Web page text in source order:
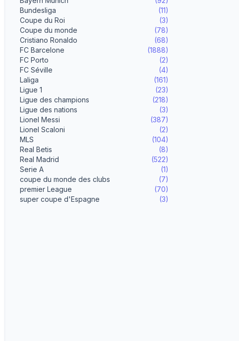
Bundesliga
(11)
Coupe du Roi
(3)
Coupe du monde
(78)
Cristiano Ronaldo
(68)
FC Barcelone
(1888)
FC Porto
(2)
FC Séville
(4)
Laliga
(161)
Ligue 1
(23)
Ligue des champions
(218)
Ligue des nations
(3)
Lionel Messi
(387)
Lionel Scaloni
(2)
MLS
(104)
Real Betis
(8)
Real Madrid
(522)
Serie A
(1)
coupe du monde des clubs
(7)
premier League
(70)
super coupe d'Espagne
(3)